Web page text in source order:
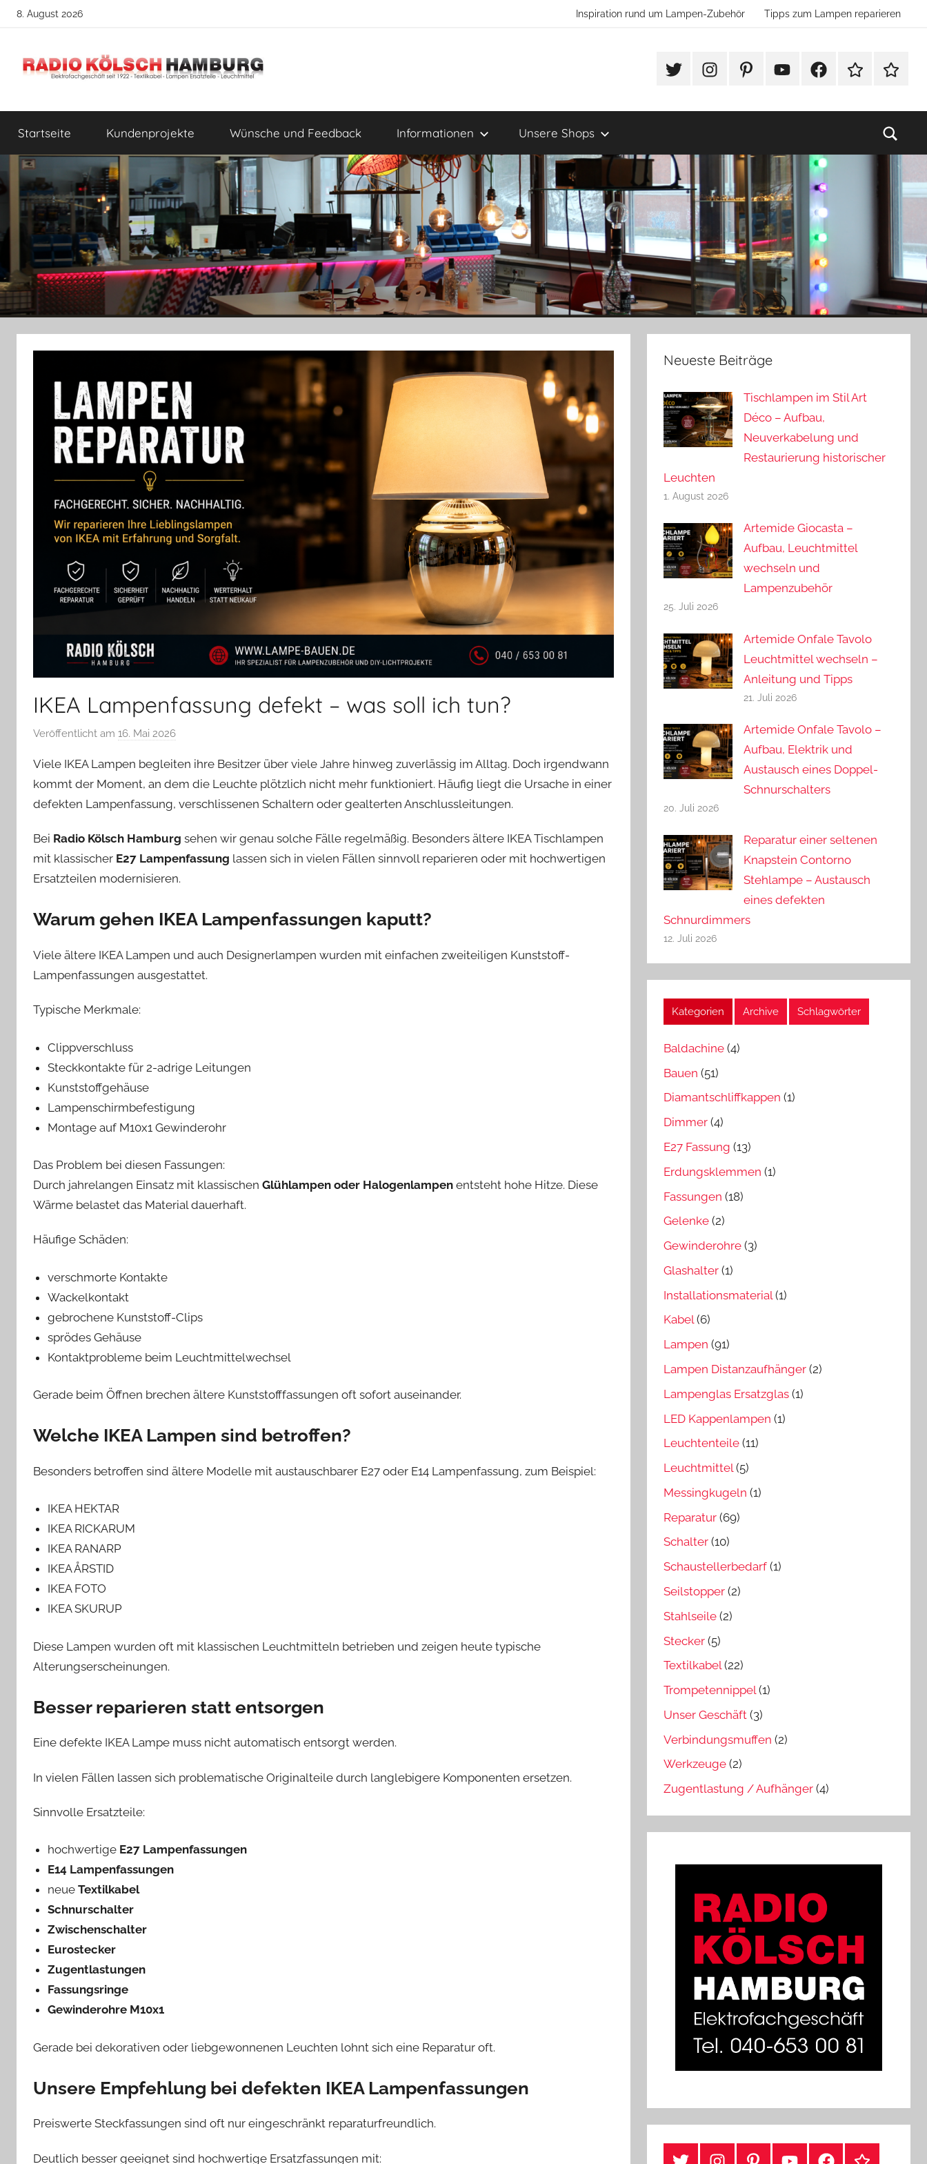
Zum8. August 2026 Inspiration rund um Lampen-Zubehör Tipps zum Lampen reparieren
Radio
Kölsch
Hamburg
Lampenbau
Tipps
#TwitterInstagramPinterestYouTubeFacebook
TikTok
Startseite Kundenprojekte Wünsche und Feedback Informationen Unsere Shops
IKEA Lampenfassung defekt – was soll ich tun?
Veröffentlicht am 16. Mai 2026
n
A
n
r
e
a
Viele IKEA Lampen begleiten ihre Besitzer über viele Jahre hinweg zuverlässig im Alltag. Doch irgendwann
kommt der Moment, an dem die Leuchte plötzlich nicht mehr funktioniert. Häufig liegt die Ursache in einer
defekten Lampenfassung, verschlissenen Schaltern oder gealterten Anschlussleitungen.
Bei Radio Kölsch Hamburg sehen wir genau solche Fälle regelmäßig. Besonders ältere IKEA Tischlampen
mit klassischer E27 Lampenfassung lassen sich in vielen Fällen sinnvoll reparieren oder mit hochwertigen
Ersatzteilen modernisieren.
Warum gehen IKEA Lampenfassungen kaputt?
Viele ältere IKEA Lampen und auch Designerlampen wurden mit einfachen zweiteiligen Kunststoff-
Lampenfassungen ausgestattet.
Typische Merkmale:
Clippverschluss
Steckkontakte für 2-adrige Leitungen
Kunststoffgehäuse
Lampenschirmbefestigung
Montage auf M10x1 Gewinderohr
Das Problem bei diesen Fassungen:
Durch jahrelangen Einsatz mit klassischen Glühlampen oder Halogenlampen entsteht hohe Hitze. Diese
Wärme belastet das Material dauerhaft.
Häufige Schäden:
verschmorte Kontakte
Wackelkontakt
gebrochene Kunststoff-Clips
sprödes Gehäuse
Kontaktprobleme beim Leuchtmittelwechsel
Gerade beim Öffnen brechen ältere Kunststofffassungen oft sofort auseinander.
Welche IKEA Lampen sind betroffen?
Besonders betroffen sind ältere Modelle mit austauschbarer E27 oder E14 Lampenfassung, zum Beispiel:
IKEA HEKTAR
IKEA RICKARUM
IKEA RANARP
IKEA ÅRSTID
IKEA FOTO
IKEA SKURUP
Diese Lampen wurden oft mit klassischen Leuchtmitteln betrieben und zeigen heute typische
Alterungserscheinungen.
Besser reparieren statt entsorgen
Eine defekte IKEA Lampe muss nicht automatisch entsorgt werden.
In vielen Fällen lassen sich problematische Originalteile durch langlebigere Komponenten ersetzen.
Sinnvolle Ersatzteile:
hochwertige E27 Lampenfassungen
E14 Lampenfassungen
neueTextilkabel
Schnurschalter
Zwischenschalter
Eurostecker
Zugentlastungen
Fassungsringe
Gewinderohre M10x1
Gerade bei dekorativen oder liebgewonnenen Leuchten lohnt sich eine Reparatur oft.
Unsere Empfehlung bei defekten IKEA Lampenfassungen
Preiswerte Steckfassungen sind oft nur eingeschränkt reparaturfreundlich.
Deutlich besser geeignet sind hochwertige Ersatzfassungen mit:
Neueste Beiträge
Tischlampen im Stil Art
Déco – Aufbau,
Neuverkabelung und
Restaurierung historischer
Leuchten
1. August 2026
Artemide Giocasta –
Aufbau, Leuchtmittel
wechseln und
Lampenzubehör
25. Juli 2026
Artemide Onfale Tavolo
Leuchtmittel wechseln –
Anleitung und Tipps
21. Juli 2026
Artemide Onfale Tavolo –
Aufbau, Elektrik und
Austausch eines Doppel-
Schnurschalters
20. Juli 2026
Reparatur einer seltenen
Knapstein Contorno
Stehlampe – Austausch
eines defekten
Schnurdimmers
12. Juli 2026
Kategorien Archive Schlagwörter
Baldachine (4)
Bauen (51)
Diamantschliffkappen (1)
Dimmer (4)
E27 Fassung (13)
Erdungsklemmen (1)
Fassungen (18)
Gelenke (2)
Gewinderohre (3)
Glashalter (1)
Installationsmaterial (1)
Kabel(6)
Lampen (91)
Lampen Distanzaufhänger (2)
Lampenglas Ersatzglas (1)
LED Kappenlampen (1)
Leuchtenteile (11)
Leuchtmittel(5)
Messingkugeln (1)
Reparatur (69)
Schalter (10)
Schaustellerbedarf (1)
Seilstopper (2)
Stahlseile (2)
Stecker (5)
Textilkabel(22)
Trompetennippel(1)
Unser Geschäft (3)
Verbindungsmuffen (2)
Werkzeuge (2)
Zugentlastung / Aufhänger (4)
#TwitterInstagramPinterestYouTubeFacebook
TikTok